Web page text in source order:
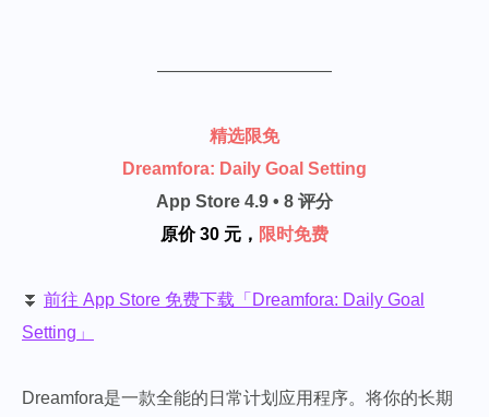
——————————
精选限免
Dreamfora: Daily Goal Setting
App Store 4.9 • 8 评分
原价 30 元， 限时免费
⏬ 前往 App Store 免费下载「Dreamfora: Daily Goal
Setting」
Dreamfora是一款全能的日常计划应用程序。将你的长期